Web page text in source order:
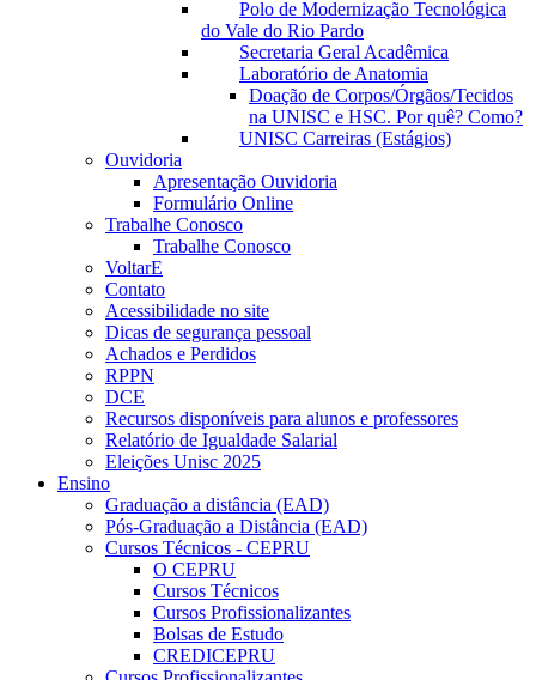
Polo de Modernização Tecnológica
do Vale do Rio Pardo
Secretaria Geral Acadêmica
Laboratório de Anatomia
Doação de Corpos/Órgãos/Tecidos
na UNISC e HSC. Por quê? Como?
UNISC Carreiras (Estágios)
Ouvidoria
Apresentação Ouvidoria
Formulário Online
Trabalhe Conosco
Trabalhe Conosco
VoltarE
Contato
Acessibilidade no site
Dicas de segurança pessoal
Achados e Perdidos
RPPN
DCE
Recursos disponíveis para alunos e professores
Relatório de Igualdade Salarial
Eleições Unisc 2025
Ensino
Graduação a distância (EAD)
Pós-Graduação a Distância (EAD)
Cursos Técnicos - CEPRU
O CEPRU
Cursos Técnicos
Cursos Profissionalizantes
Bolsas de Estudo
CREDICEPRU